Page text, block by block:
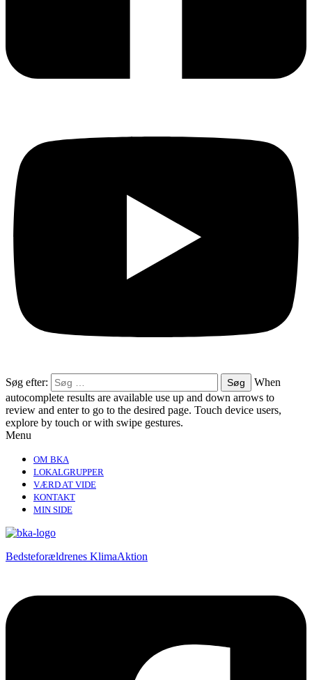
Søg efter:
When
autocomplete results are available use up and down arrows to
review and enter to go to the desired page. Touch device users,
explore by touch or with swipe gestures.
Menu
OM BKA
LOKALGRUPPER
VÆRD AT VIDE
KONTAKT
MIN SIDE
Bedsteforældrenes KlimaAktion​